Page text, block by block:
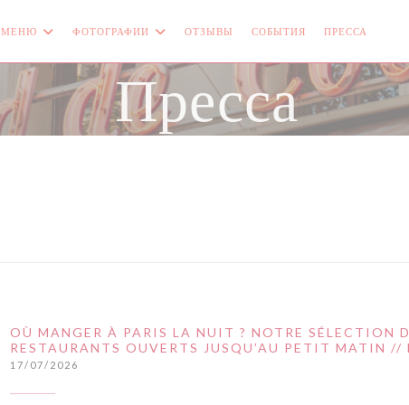
МЕНЮ ФОТОГРАФИИ ОТЗЫВЫ СОБЫТИЯ ПРЕССА
Пресса
OÙ MANGER À PARIS LA NUIT ? NOTRE SÉLECTION
RESTAURANTS OUVERTS JUSQU’AU PETIT MATIN //
17/07/2026